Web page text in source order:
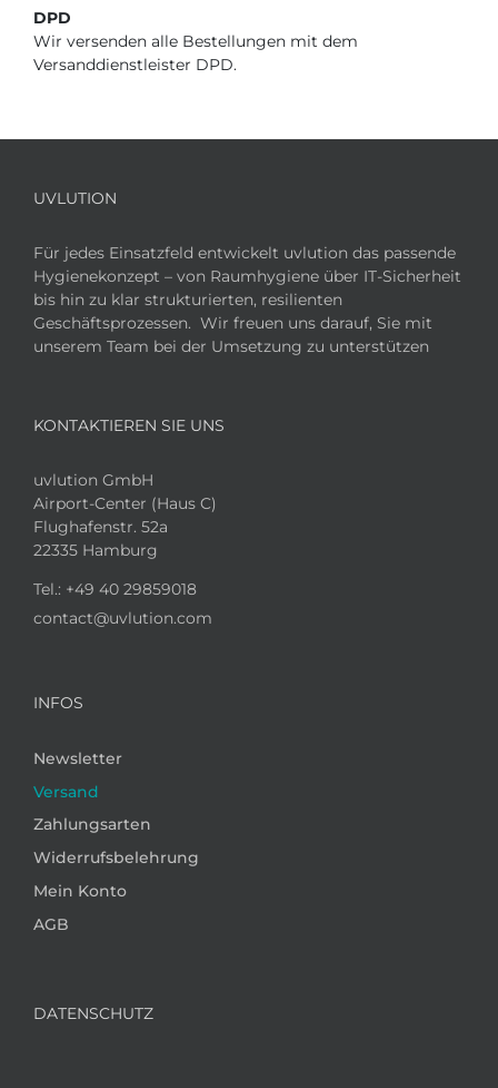
DPD
Wir versenden alle Bestellungen mit dem
Versanddienstleister DPD.
UVLUTION
Für jedes Einsatzfeld entwickelt uvlution das passende
Hygienekonzept – von Raumhygiene über IT-Sicherheit
bis hin zu klar strukturierten, resilienten
Geschäftsprozessen. Wir freuen uns darauf, Sie mit
unserem Team bei der Umsetzung zu unterstützen
KONTAKTIEREN SIE UNS
uvlution GmbH
Airport-Center (Haus C)
Flughafenstr. 52a
22335 Hamburg
Tel.: +49 40 29859018
contact@uvlution.com
INFOS
Newsletter
Versand
Zahlungsarten
Widerrufsbelehrung
Mein Konto
AGB
DATENSCHUTZ